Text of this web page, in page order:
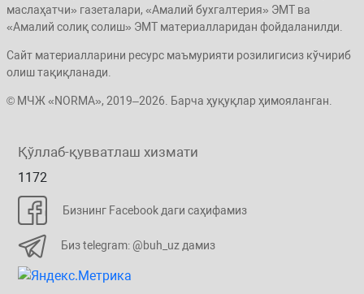
маслаҳатчи» газеталари, «Амалий бухгалтерия» ЭМТ ва
«Амалий солиқ солиш» ЭМТ материалларидан фойдаланилди.
Сайт материалларини ресурс маъмурияти розилигисиз кўчириб
олиш тақиқланади.
© МЧЖ «NORMA», 2019–2026. Барча ҳуқуқлар ҳимояланган.
Қўллаб-қувватлаш хизмати
1172
Бизнинг Facebook даги саҳифамиз
Биз telegram: @buh_uz дамиз